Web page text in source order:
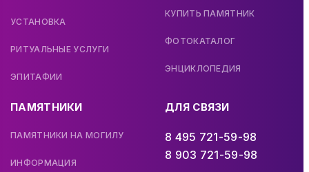
УСТАНОВКА
РИТУАЛЬНЫЕ УСЛУГИ
ЭПИТАФИИ
КУПИТЬ ПАМЯТНИК
ФОТОКАТАЛОГ
ЭНЦИКЛОПЕДИЯ
ПАМЯТНИКИ
ПАМЯТНИКИ НА МОГИЛУ
ИНФОРМАЦИЯ
ДЛЯ СВЯЗИ
8 495 721-59-98
8 903 721-59-98